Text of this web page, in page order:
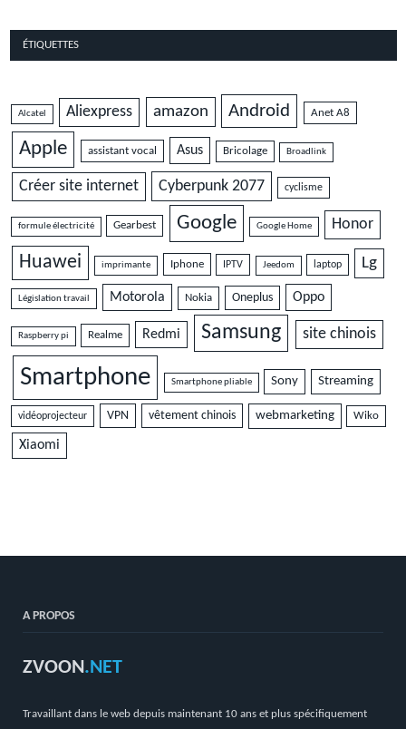
ÉTIQUETTES
Alcatel Aliexpress amazon Android Anet A8
Apple assistant vocal Asus Bricolage Broadlink
Créer site internet Cyberpunk 2077 cyclisme
formule électricité Gearbest Google Google Home Honor
Huawei imprimante Iphone IPTV Jeedom laptop Lg
Législation travail Motorola Nokia Oneplus Oppo
Raspberry pi Realme Redmi Samsung site chinois
Smartphone Smartphone pliable Sony Streaming
vidéoprojecteur VPN vêtement chinois webmarketing Wiko
Xiaomi
A PROPOS
ZVOON.NET
Travaillant dans le web depuis maintenant 10 ans et plus spécifiquement